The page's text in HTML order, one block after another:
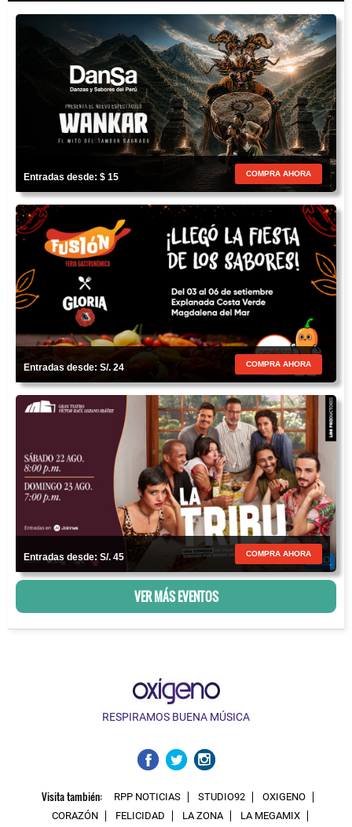
Entradas desde: $ 15 COMPRA AHORA
Entradas desde: S/. 24 COMPRA AHORA
Entradas desde: S/. 45 COMPRA AHORA
VER MÁS EVENTOS
RESPIRAMOS BUENA MÚSICA
Visita también: RPP NOTICIAS STUDIO92
OXIGENO
CORAZÓN
FELICIDAD LA ZONA LA MEGAMIX